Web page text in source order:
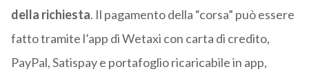
della richiesta. Il pagamento della “corsa” può essere
fatto tramite l’app di Wetaxi con ​carta di credito,
PayPal, Satispay e portafoglio ricaricabile in app,